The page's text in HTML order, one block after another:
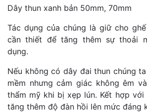
Dây thun xanh bản 50mm, 70mm
Tác dụng của chúng là giữ cho
cần thiết để tăng thêm sự thoải
dụng.
Nếu không có dây đai thun chúng
mềm nhưng cảm giác không êm
thẩm mỹ khi bị xẹp lún. Kết hợp
tăng thêm độ đàn hồi lên mức đáng